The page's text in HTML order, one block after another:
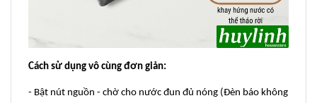
Cách sử dụng vô cùng đơn giản:
- Bật nút nguồn - chờ cho nước đun đủ nóng (Đèn báo không